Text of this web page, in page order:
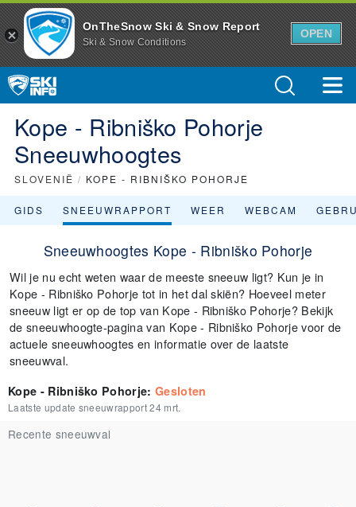
OnTheSnow Ski & Snow Report
Ski & Snow Conditions
OPEN
Kope - Ribniško Pohorje
Sneeuwhoogtes
SLOVENIË / KOPE - RIBNIŠKO POHORJE
GIDS SNEEUWRAPPORT WEER WEBCAM
Sneeuwhoogtes Kope - Ribniško Pohorje
Wil je nu echt weten waar de meeste sneeuw ligt? Kun je in
Kope - Ribniško Pohorje tot in het dal skiën? Hoeveel meter
sneeuw ligt er op de top van Kope - Ribniško Pohorje? Bekijk
de sneeuwhoogte-pagina van Kope - Ribniško Pohorje voor de
actuele sneeuwhoogtes en informatie over de laatste
sneeuwval.
Kope - Ribniško Pohorje:Gesloten
Laatste update sneeuwrapport24 mrt.
Recente sneeuwval